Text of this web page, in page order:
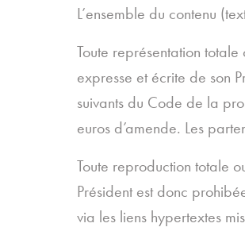
L’ensemble du contenu
Toute représentation
expresse et écrite de son
suivants du Code de la
euros d’amende. Les
Toute reproduction totale
Président est donc
via les liens hypertextes